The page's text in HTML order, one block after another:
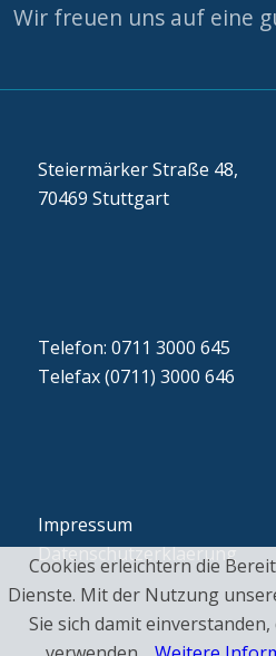
Wir freuen uns auf eine
Steiermärker Straße 48,
70469 Stuttgart
Telefon: 0711 3000 645
Telefax (0711) 3000 646
Impressum
Datenschutzerklaerung
Cookies erleichtern die
Dienste. Mit der Nutzung
Sie sich damit